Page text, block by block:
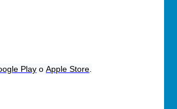
Play o Apple Store